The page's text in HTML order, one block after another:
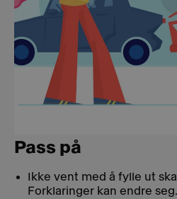
Pass på
Ikke vent med å fylle ut
Forklaringer kan endre seg.